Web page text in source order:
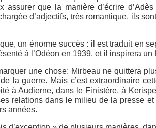
que la manière d’écrire
d’adjectifs, très romantique, ils
un énorme succès : il est traduit en
à l’Odéon en 1939, et il inspirera
une chose: Mirbeau ne quittera
la guerre. Mais c’est extraordinaire
à Audierne, dans le Finistère, à
relations dans le milieu de la presse
années.